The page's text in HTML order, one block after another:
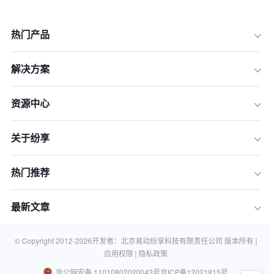
3.客户细分与画像构建
相关知识
热门产品
解决方案
资源中心
关于纷享
热门推荐
最新文章
© Copyright 2012-2026开发者：北京易动纷享科技有限责任公司 版本所有 |
应用权限 | 隐私政策